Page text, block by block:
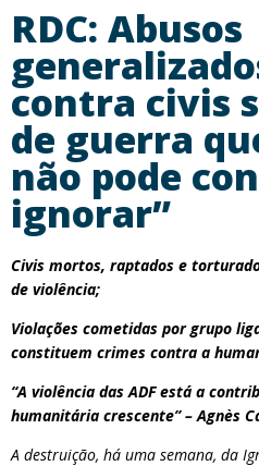
RDC: Abusos
contra civis
de guerra
não pode
ignorar”
Civis mortos, raptados e
de violência;
Violações cometidas por grupo
constituem crimes contra a
“A violência das ADF está a
humanitária crescente” – Agnès
A destruição, há uma semana, da